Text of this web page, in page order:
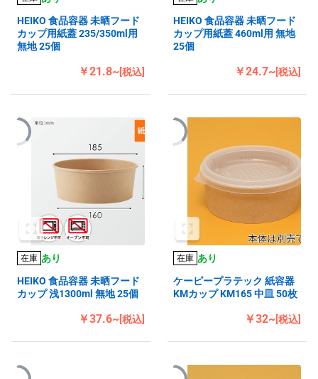
HEIKO 食品容器 未晒フード
カップ用紙蓋 235/350ml用
無地 25個
￥21.8~[税込]
HEIKO 食品容器 未晒フード
カップ用紙蓋 460ml用 無地
25個
￥24.7~[税込]
在庫 あり
HEIKO 食品容器 未晒フード
カップ 浅1300ml 無地 25個
￥37.6~[税込]
在庫 あり
ケーピープラテック 紙容器
KMカップ KM165 中皿 50枚
￥32~[税込]